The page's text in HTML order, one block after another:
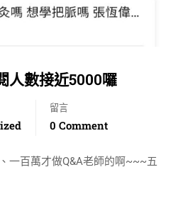
人數接近5000囉
留言
0 Comment
一百萬才做Q&A老師的啊~~~五